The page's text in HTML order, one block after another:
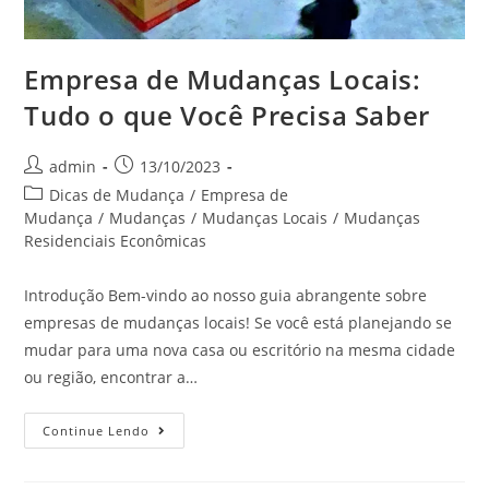
Empresa de Mudanças Locais:
Tudo o que Você Precisa Saber
admin
13/10/2023
Dicas de Mudança / Empresa de
Mudança / Mudanças / Mudanças Locais / Mudanças
Residenciais Econômicas
Introdução Bem-vindo ao nosso guia abrangente sobre
empresas de mudanças locais! Se você está planejando se
mudar para uma nova casa ou escritório na mesma cidade
ou região, encontrar a…
Continue Lendo